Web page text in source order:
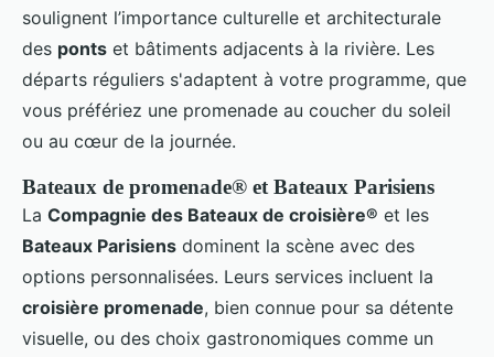
soulignent l’importance culturelle et architecturale
des ponts et bâtiments adjacents à la rivière. Les
départs réguliers s'adaptent à votre programme, que
vous préfériez une promenade au coucher du soleil
ou au cœur de la journée.
Bateaux de promenade® et Bateaux Parisiens
La Compagnie des Bateaux de croisière® et les
Bateaux Parisiens dominent la scène avec des
options personnalisées. Leurs services incluent la
croisière promenade, bien connue pour sa détente
visuelle, ou des choix gastronomiques comme un